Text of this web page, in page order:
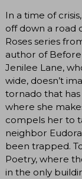
In a time of
off down a road
Roses series
author of
Jenilee Lane,
wide, doesn’t
tornado that
where she
compels her to
neighbor
been trapped.
Poetry, where
in the only